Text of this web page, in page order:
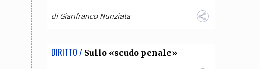
diGianfranco Nunziata
DIRITTO / Sullo «scudo penale»